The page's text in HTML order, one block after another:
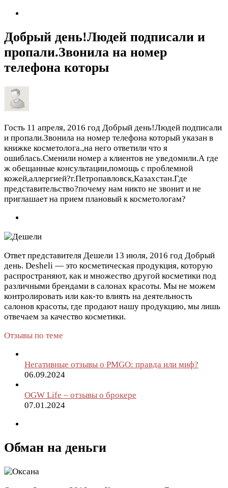
Добрый день!Людей подписали и
пропали.Звонила на номер
телефона которы
Гость 11 апреля, 2016 год Добрый день!Людей подписали
и пропали.Звонила на номер телефона который указан в
книжке косметолога.,на него ответили что я
ошиблась.Сменили номер а клиентов не уведомили.А где
ж обещанные консультации,помощь с проблемной
кожей,аллергией?г.Петропавловск,Казахстан.Где
представительство?почему нам никто не звонит и не
приглашает на прием плановый к косметологам?
Ответ представителя Дешели 13 июля, 2016 год Добрый
день. Desheli — это косметическая продукция, которую
распространяют, как и множество другой косметики под
различными брендами в салонах красоты. Мы не можем
контролировать или как-то влиять на деятельность
салонов красоты, где продают нашу продукцию, мы лишь
отвечаем за качество косметики.
Отзывы по теме
Негативные отзывы о PMGO: правда или миф?
06.09.2024
OGW Life – отзывы о брокере
07.01.2024
Обман на деньги